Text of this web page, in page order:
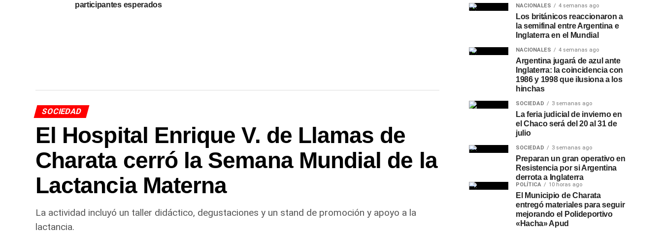
participantes esperados
SOCIEDAD
El Hospital Enrique V. de Llamas de
Charata cerró la Semana Mundial de la
Lactancia Materna
La actividad incluyó un taller didáctico, degustaciones y un stand de promoción y apoyo a la
lactancia.
NACIONALES 4 semanas ago
Los británicos reaccionaron a
la semifinal entre Argentina e
Inglaterra en el Mundial
NACIONALES 4 semanas ago
Argentina jugará de azul ante
Inglaterra: la coincidencia con
1986 y 1998 que ilusiona a los
hinchas
SOCIEDAD 3 semanas ago
La feria judicial de invierno en
el Chaco será del 20 al 31 de
julio
SOCIEDAD 3 semanas ago
Preparan un gran operativo en
Resistencia por si Argentina
derrota a Inglaterra
POLÍTICA 10 horas ago
El Municipio de Charata
entregó materiales para seguir
mejorando el Polideportivo
«Hacha» Apud